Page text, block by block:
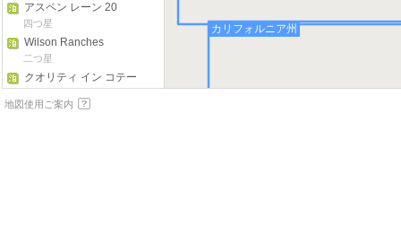
アスペン レーン 20
四つ星
Wilson Ranches
Retreat
二つ星
クオリティ イン コテー
ジ グローブ - ユージー
ン サウス
デイズ イン バイ ウィン
カリフォルニア州
地図使用ご案内